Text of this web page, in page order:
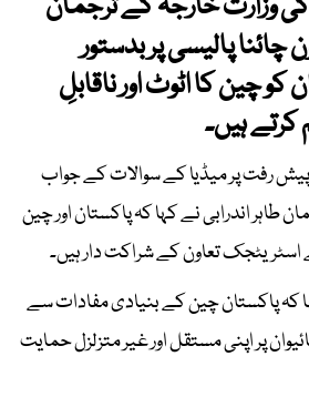
پالیسی پر بدستور
کو چین کا اٹوٹ اور ناقابلِ
ہیں۔
پیش رفت پر میڈیا کے سوالات کے جواب
طاہر اندرابی نے کہا کہ پاکستان اور چین
اسٹریٹجک تعاون کے شراکت دار ہیں۔
کہ پاکستان چین کے بنیادی مفادات سے
پر اپنی مستقل اور غیر متزلزل حمایت